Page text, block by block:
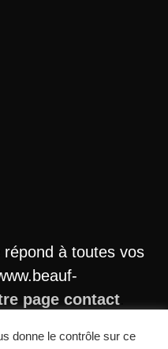
à toutes vos
page contact
donne le contrôle sur ce